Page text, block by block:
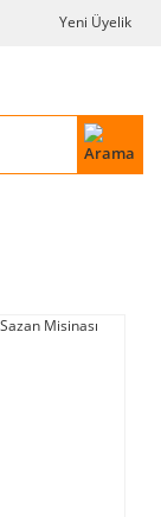
Yeni Üyelik